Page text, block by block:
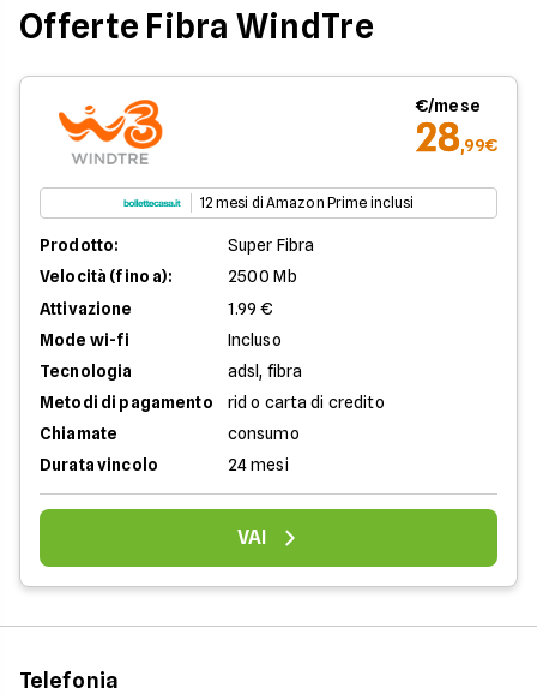
Offerte Fibra WindTre
€/mese
28,99€
12 mesi di Amazon Prime inclusi
Prodotto:
Super Fibra
Velocità (fino a):
2500 Mb
Attivazione
1.99 €
Mode wi-fi
Incluso
Tecnologia
adsl, fibra
Metodi di pagamento
rid o carta di credito
Chiamate
consumo
Durata vincolo
24 mesi
VAI
Telefonia